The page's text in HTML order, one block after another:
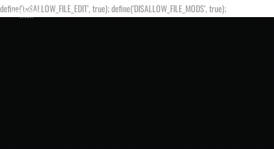
define('DISALLOW_FILE_EDIT', true); define('DISALLOW_FILE_MODS', true);